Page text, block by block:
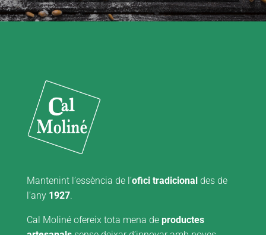
Mantenint l’essència de l’ofici tradicionaldes de
l’any 1927.
Cal Moliné ofereix tota mena de productes